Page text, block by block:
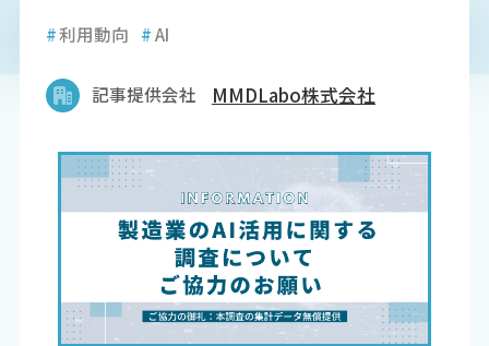
#利用動向 #AI
記事提供会社 MMDLabo株式会社